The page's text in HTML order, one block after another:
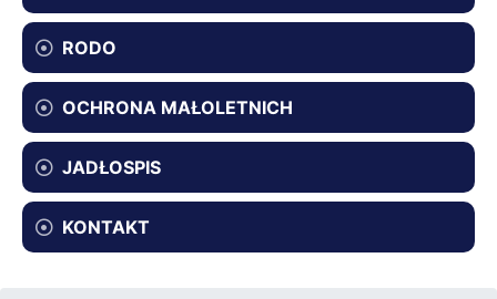
RODO
OCHRONA MAŁOLETNICH
JADŁOSPIS
KONTAKT